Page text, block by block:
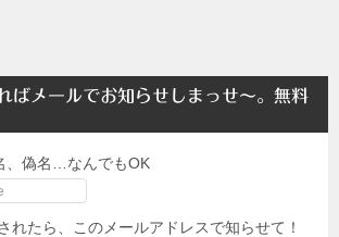
ばメールでお知らせしまっせ～。無料
、偽名…なんでもOK
れたら、このメールアドレスで知らせて！